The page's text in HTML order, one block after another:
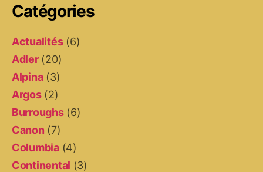
Catégories
Actualités(6)
Adler(20)
Alpina(3)
Argos(2)
Burroughs(6)
Canon (7)
Columbia(4)
Continental (3)